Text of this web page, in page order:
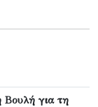
Βουλή για τη